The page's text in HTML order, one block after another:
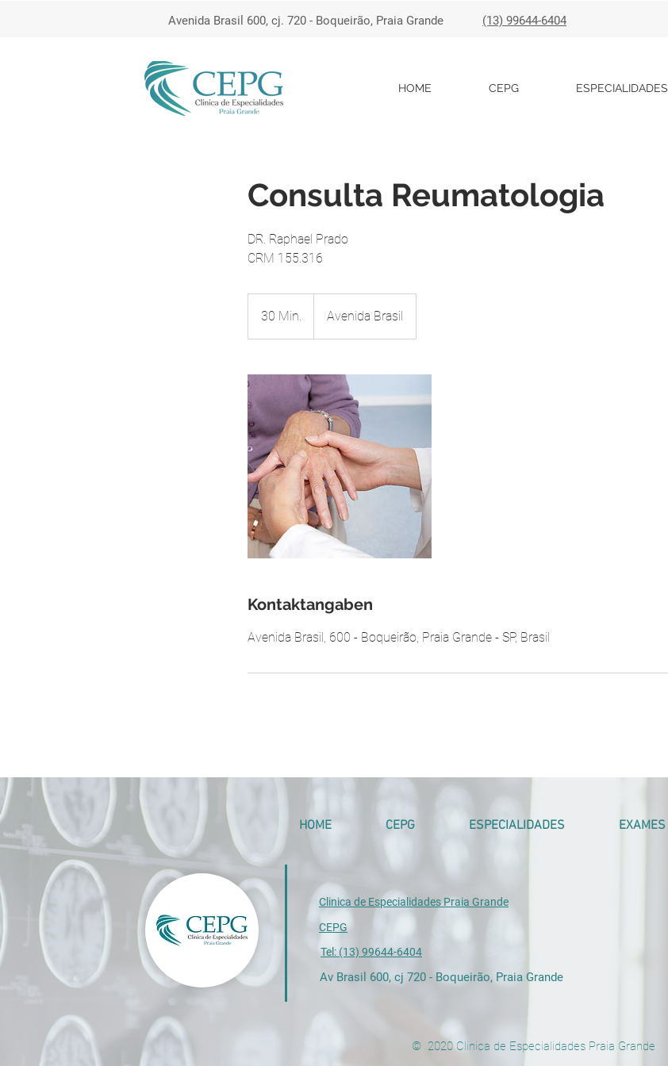
Avenida Brasil 600, cj. 720 - Boqueirão, Praia Grande (13) 99644-6404
HOME CEPG ESPECIALIDADES
Consulta Reumatologia
DR. Raphael Prado
CRM 155.316
30 Min.
0
i
n
.
Avenida Brasil
Kontaktangaben
Avenida Brasil, 600 - Boqueirão, Praia Grande - SP, Brasil
HOME CEPG ESPECIALIDADES EXAMES
Clinica de Especialidades Praia Grande
CEPG
Tel: (13) 99644-6404
Av Brasil 600, cj 720 - Boqueirão, Praia Grande
© 2020 Clinica de Especialidades Praia Grande